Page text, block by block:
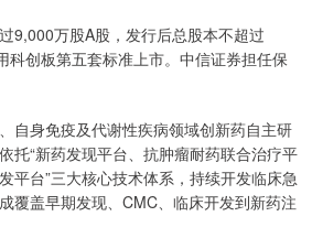
9,000万股A股，发行后总股本不超过
科创板第五套标准上市。中信证券担任保
自身免疫及代谢性疾病领域创新药自主研
托“新药发现平台、抗肿瘤耐药联合治疗平
平台”三大核心技术体系，持续开发临床急
覆盖早期发现、CMC、临床开发到新药注